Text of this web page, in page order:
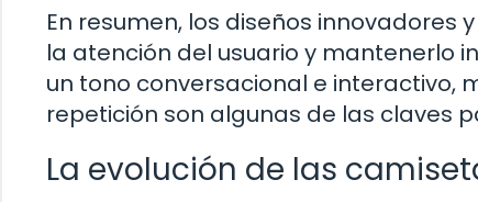
En resumen, los diseños
la atención del usuario y mantenerlo
un tono conversacional e interactivo,
repetición son algunas de las claves
La evolución de las